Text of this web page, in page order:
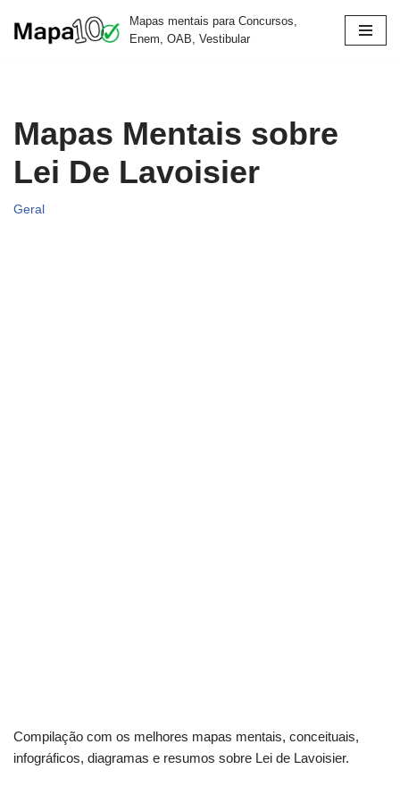
Mapas mentais para Concursos,
Enem, OAB, Vestibular
Mapas Mentais sobre
Lei De Lavoisier
Geral
Compilação com os melhores mapas mentais, conceituais,
infográficos, diagramas e resumos sobre Lei de Lavoisier.